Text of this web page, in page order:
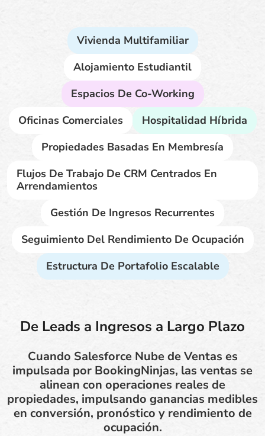
Vivienda Multifamiliar
Alojamiento Estudiantil
Espacios De Co-Working
Oficinas Comerciales
Hospitalidad Híbrida
Propiedades Basadas En Membresía
Flujos De Trabajo De CRM Centrados En
Arrendamientos
Gestión De Ingresos Recurrentes
Seguimiento Del Rendimiento De Ocupación
Estructura De Portafolio Escalable
De Leads a Ingresos a Largo Plazo
Cuando Salesforce Nube de Ventas es
impulsada por BookingNinjas, las ventas se
alinean con operaciones reales de
propiedades, impulsando ganancias medibles
en conversión, pronóstico y rendimiento de
ocupación.